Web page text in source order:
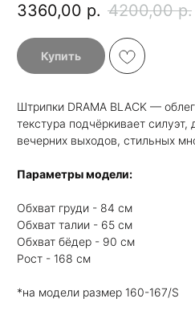
3360,00 р. 4200,00 р.
Купить
Штрипки DRAMA BLACK —
текстура подчёркивает
вечерних выходов, стильных
Параметры модели:
Обхват груди - 84 см
Обхват талии - 65 см
Обхват бёдер - 90 см
Рост - 168 см
*на модели размер 160-167/S